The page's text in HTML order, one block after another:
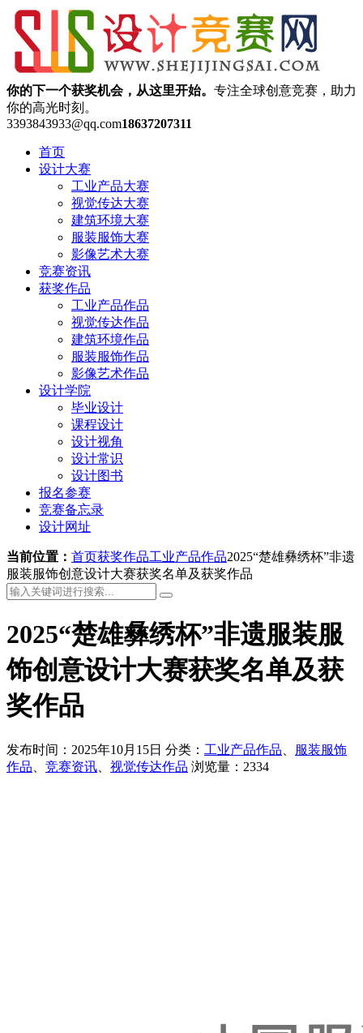
你的下一个获奖机会，从这里开始。 专注全球创意竞赛，助力
你的高光时刻。
3393843933@qq.com18637207311
首页
设计大赛
工业产品大赛
视觉传达大赛
建筑环境大赛
服装服饰大赛
影像艺术大赛
竞赛资讯
获奖作品
工业产品作品
视觉传达作品
建筑环境作品
服装服饰作品
影像艺术作品
设计学院
毕业设计
课程设计
设计视角
设计常识
设计图书
报名参赛
竞赛备忘录
设计网址
当前位置： 首页获奖作品工业产品作品2025“楚雄彝绣杯”非遗
服装服饰创意设计大赛获奖名单及获奖作品
2025“楚雄彝绣杯”非遗服装服
饰创意设计大赛获奖名单及获
奖作品
发布时间：2025年10月15日 分类： 工业产品作品
服装服饰
作品
竞赛资讯 视觉传达作品 浏览量：2334